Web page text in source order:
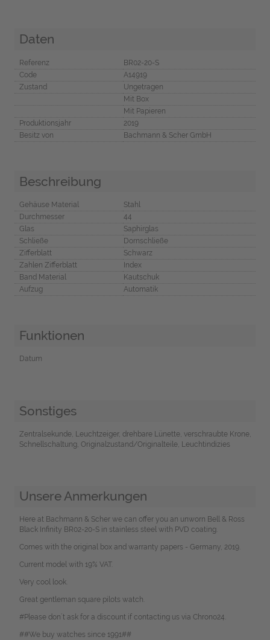
Daten
Referenz
BR02-20-S
Code
A14919
Zustand
Ungetragen
Mit Box
Mit Papieren
Produktionsjahr
2019
Besitz von
Bachmann & Scher GmbH
Beschreibung
Gehäuse Material
Stahl
Durchmesser
44
Glas
Saphirglas
Schließe
Dornschließe
Zifferblatt
Schwarz
Zahlen Zifferblatt
Index
Band Material
Kautschuk
Aufzug
Automatik
Funktionen
Datum
Sonstiges
Zentralsekunde, Leuchtzeiger, drehbare Lünette, verschraubte Krone,
Schnellschaltung, Originalzustand/Originalteile, Leuchtindizies
Unsere Anmerkungen
Here at Bachmann & Scher we can offer you an unworn Bell & Ross
Black Infinity BR02-20-S in stainless steel with PVD coating.
Comes with the original box and warranty papers - Germany, 2019.
Current model with 19% VAT.
Very cool look.
Great gentleman square pilots watch.
#Please don`t ask for a discount if contacting us via Chrono24.
##We buy watches since 1991##